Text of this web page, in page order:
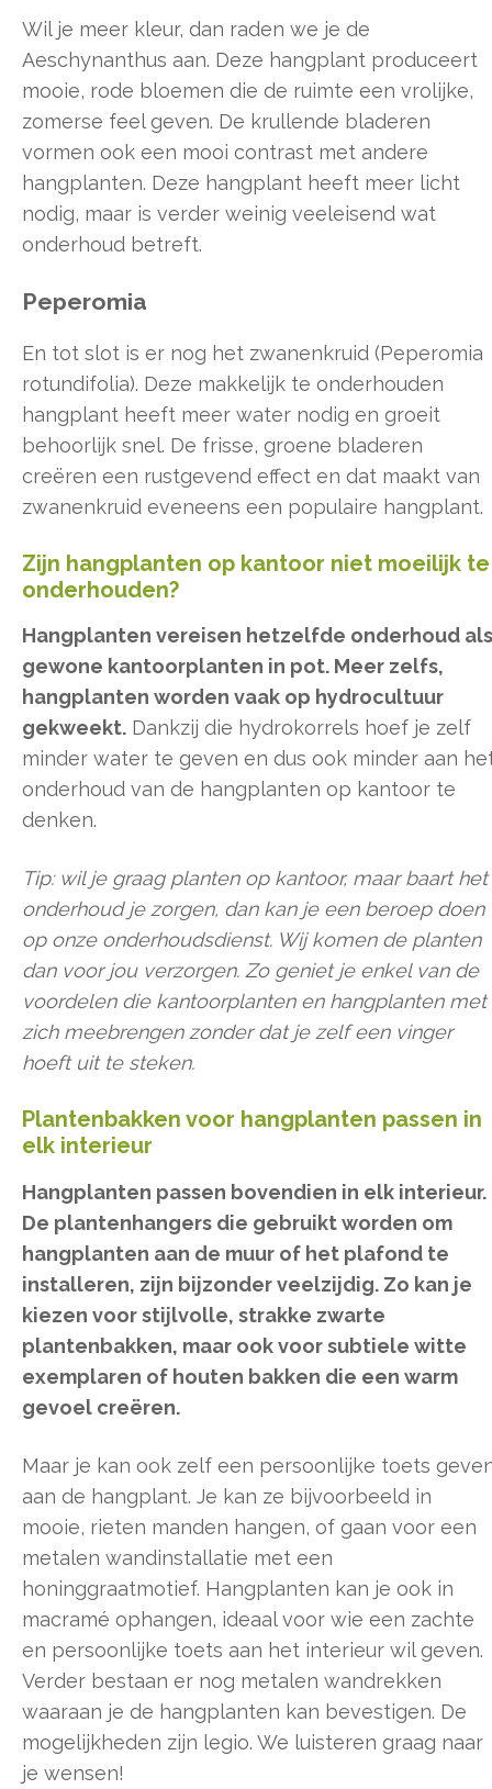
Wil je meer kleur, dan raden we je de
Aeschynanthus aan. Deze hangplant produceert
mooie, rode bloemen die de ruimte een vrolijke,
zomerse feel geven. De krullende bladeren
vormen ook een mooi contrast met andere
hangplanten. Deze hangplant heeft meer licht
nodig, maar is verder weinig veeleisend wat
onderhoud betreft.
Peperomia
En tot slot is er nog het zwanenkruid (Peperomia
rotundifolia). Deze makkelijk te onderhouden
hangplant heeft meer water nodig en groeit
behoorlijk snel. De frisse, groene bladeren
creëren een rustgevend effect en dat maakt van
zwanenkruid eveneens een populaire hangplant.
Zijn hangplanten op kantoor niet moeilijk te
onderhouden?
Hangplanten vereisen hetzelfde onderhoud als
gewone kantoorplanten in pot. Meer zelfs,
hangplanten worden vaak op hydrocultuur
gekweekt. Dankzij die hydrokorrels hoef je zelf
minder water te geven en dus ook minder aan
onderhoud van de hangplanten op kantoor te
denken.
Tip: wil je graag planten op kantoor, maar baart het
onderhoud je zorgen, dan kan je een beroep doen
op onze onderhoudsdienst. Wij komen de planten
dan voor jou verzorgen. Zo geniet je enkel van de
voordelen die kantoorplanten en hangplanten met
zich meebrengen zonder dat je zelf een vinger
hoeft uit te steken.
Plantenbakken voor hangplanten passen in
elk interieur
Hangplanten passen bovendien in elk interieur.
De plantenhangers die gebruikt worden om
hangplanten aan de muur of het plafond te
installeren, zijn bijzonder veelzijdig. Zo kan je
kiezen voor stijlvolle, strakke zwarte
plantenbakken, maar ook voor subtiele witte
exemplaren of houten bakken die een warm
gevoel creëren.
Maar je kan ook zelf een persoonlijke toets
aan de hangplant. Je kan ze bijvoorbeeld in
mooie, rieten manden hangen, of gaan voor een
metalen wandinstallatie met een
honinggraatmotief. Hangplanten kan je ook in
macramé ophangen, ideaal voor wie een zachte
en persoonlijke toets aan het interieur wil geven.
Verder bestaan er nog metalen wandrekken
waaraan je de hangplanten kan bevestigen. De
mogelijkheden zijn legio. We luisteren graag naar
je wensen!